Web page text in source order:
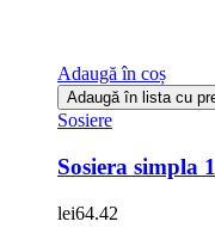
Adaugă în coș
Adaugă în lista cu
Sosiere
Sosiera simpla
lei64.42